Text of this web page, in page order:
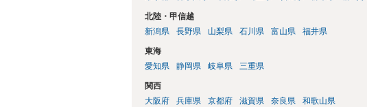
北陸・甲信越
新潟県
長野県 山梨県 石川県 富山県 福井県
東海
愛知県
静岡県 岐阜県 三重県
関西
大阪府
兵庫県 京都府 滋賀県 奈良県 和歌山県